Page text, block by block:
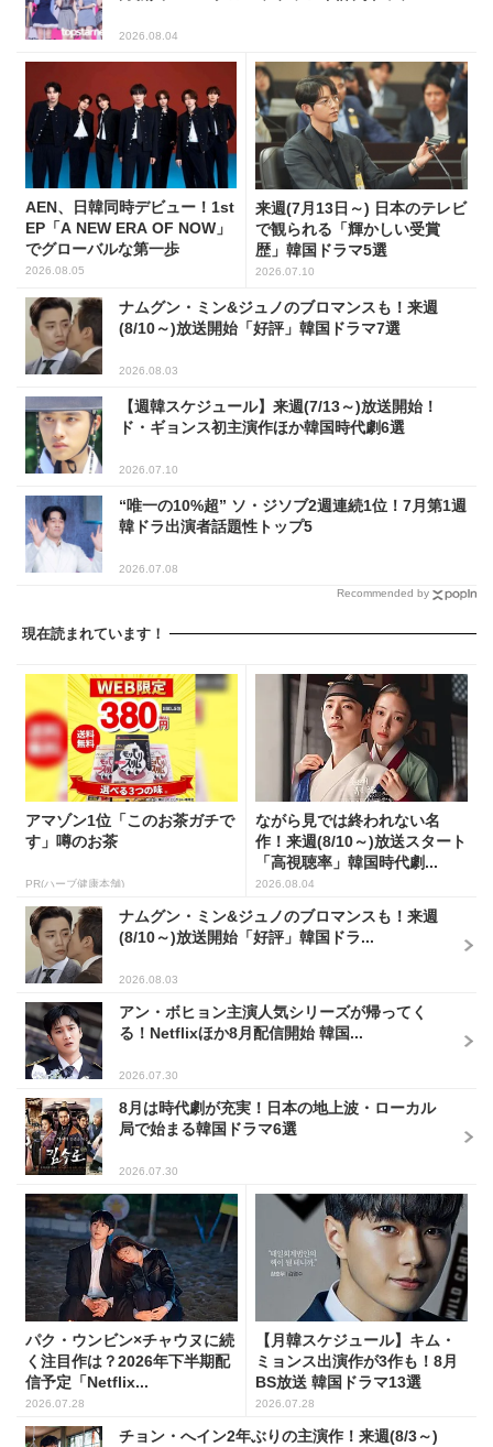
2026.08.04
AEN、日韓同時デビュー！1st
EP「A NEW ERA OF NOW」
でグローバルな第一歩
2026.08.05
来週(7月13日～) 日本のテレビ
で観られる「輝かしい受賞
歴」韓国ドラマ5選
2026.07.10
ナムグン・ミン&ジュノのブロマンスも！来週
(8/10～)放送開始「好評」韓国ドラマ7選
2026.08.03
【週韓スケジュール】来週(7/13～)放送開始！
ド・ギョンス初主演作ほか韓国時代劇6選
2026.07.10
“唯一の10%超” ソ・ジソブ2週連続1位！7月第1週
韓ドラ出演者話題性トップ5
2026.07.08
Recommended by
現在読まれています！
アマゾン1位「このお茶ガチで
す」噂のお茶
PR(ハーブ健康本舗)
ながら見では終われない名
作！来週(8/10～)放送スタート
「高視聴率」韓国時代劇...
2026.08.04
ナムグン・ミン&ジュノのブロマンスも！来週
(8/10～)放送開始「好評」韓国ドラ...
2026.08.03
アン・ボヒョン主演人気シリーズが帰ってく
る！Netflixほか8月配信開始 韓国...
2026.07.30
8月は時代劇が充実！日本の地上波・ローカル
局で始まる韓国ドラマ6選
2026.07.30
パク・ウンビン×チャウヌに続
く注目作は？2026年下半期配
信予定「Netflix...
2026.07.28
【月韓スケジュール】キム・
ミョンス出演作が3作も！8月
BS放送 韓国ドラマ13選
2026.07.28
チョン・へイン2年ぶりの主演作！来週(8/3～)